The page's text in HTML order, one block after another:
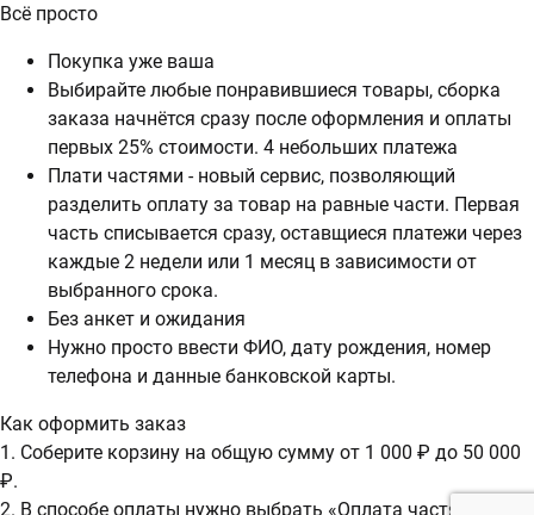
Всё просто
Покупка уже ваша
Выбирайте любые понравившиеся товары, сборка
заказа начнётся сразу после оформления и оплаты
первых 25% стоимости. 4 небольших платежа
Плати частями - новый сервис, позволяющий
разделить оплату за товар на равные части. Первая
часть списывается сразу, оставщиеся платежи через
каждые 2 недели или 1 месяц в зависимости от
выбранного срока.
Без анкет и ожидания
Нужно просто ввести ФИО, дату рождения, номер
телефона и данные банковской карты.
Как оформить заказ
1. Соберите корзину на общую сумму от 1 000 ₽ до 50 000
₽.
2. В способе оплаты нужно выбрать «Оплата частями».